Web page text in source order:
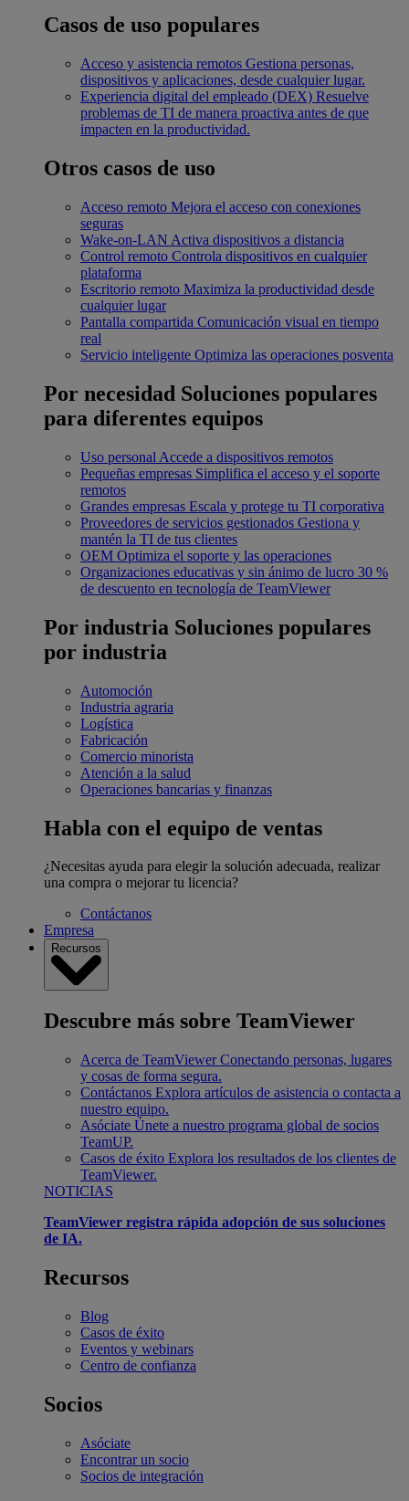
Casos de uso populares
Acceso y asistencia remotos Gestiona personas,
dispositivos y aplicaciones, desde cualquier lugar.
Experiencia digital del empleado (DEX) Resuelve
problemas de TI de manera proactiva antes de que
impacten en la productividad.
Otros casos de uso
Acceso remoto Mejora el acceso con conexiones
seguras
Wake-on-LAN Activa dispositivos a distancia
Control remoto Controla dispositivos en cualquier
plataforma
Escritorio remoto Maximiza la productividad desde
cualquier lugar
Pantalla compartida Comunicación visual en tiempo
real
Servicio inteligente Optimiza las operaciones posventa
Por necesidad Soluciones populares
para diferentes equipos
Uso personal Accede a dispositivos remotos
Pequeñas empresas Simplifica el acceso y el soporte
remotos
Grandes empresas Escala y protege tu TI corporativa
Proveedores de servicios gestionados Gestiona y
mantén la TI de tus clientes
OEM Optimiza el soporte y las operaciones
Organizaciones educativas y sin ánimo de lucro 30 %
de descuento en tecnología de TeamViewer
Por industria Soluciones populares
por industria
Automoción
Industria agraria
Logística
Fabricación
Comercio minorista
Atención a la salud
Operaciones bancarias y finanzas
Habla con el equipo de ventas
¿Necesitas ayuda para elegir la solución adecuada, realizar
una compra o mejorar tu licencia?
Contáctanos
Empresa
Recursos
Descubre más sobre TeamViewer
Acerca de TeamViewer Conectando personas, lugares
y cosas de forma segura.
Contáctanos Explora artículos de asistencia o contacta a
nuestro equipo.
Asóciate Únete a nuestro programa global de socios
TeamUP.
Casos de éxito Explora los resultados de los clientes de
TeamViewer.
NOTICIAS
TeamViewer registra rápida adopción de sus soluciones
de IA.
Recursos
Blog
Casos de éxito
Eventos y webinars
Centro de confianza
Socios
Asóciate
Encontrar un socio
Socios de integración